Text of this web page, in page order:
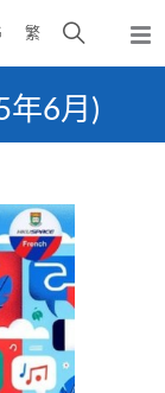
繁
开
搜
寻
弹
出
单
年6月)